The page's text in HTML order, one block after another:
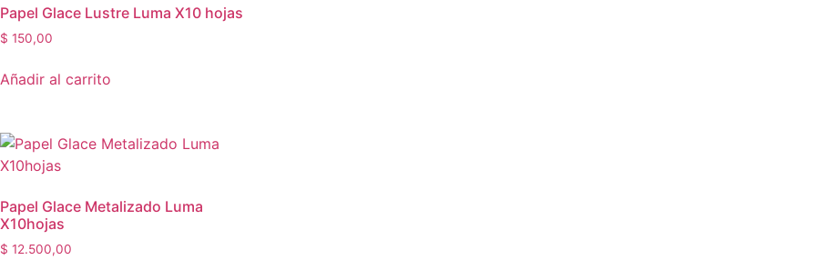
Papel Glace Lustre Luma X10 hojas
$ 150,00
Añadir al carrito
Papel Glace Metalizado Luma
X10hojas
$ 12.500,00